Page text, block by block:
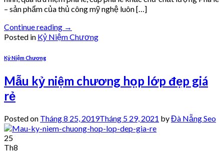
– sản phẩm của thủ công mỹ nghệ luôn […]
Continue reading →
Posted in Kỷ Niệm Chương
Kỷ Niệm Chương
Mẫu kỷ niệm chương họp lớp đẹp giá
rẻ
Posted on Tháng 8 25, 2019Tháng 5 29, 2021 byĐà Nẵng Seo
25
Th8